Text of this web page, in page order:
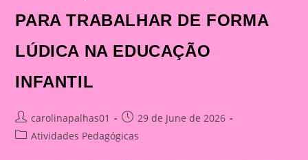
PARA TRABALHAR DE FORMA
LÚDICA NA EDUCAÇÃO
INFANTIL
Post
author:
carolinapalhas01
Post
published:
29 de June de 2026
PostAtividades Pedagógicas